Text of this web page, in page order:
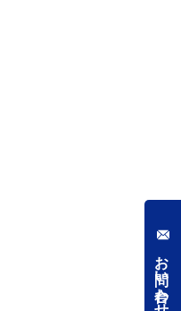
お問い合わせ